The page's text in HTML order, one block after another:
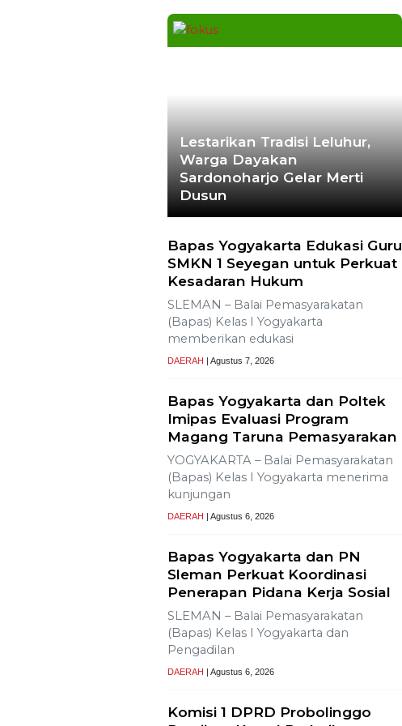
Lestarikan Tradisi Leluhur,
Warga Dayakan
Sardonoharjo Gelar Merti
Dusun
Bapas Yogyakarta Edukasi Guru
SMKN 1 Seyegan untuk Perkuat
Kesadaran Hukum
SLEMAN – Balai Pemasyarakatan
(Bapas) Kelas I Yogyakarta
memberikan edukasi
DAERAH | Agustus 7, 2026
Bapas Yogyakarta dan Poltek
Imipas Evaluasi Program
Magang Taruna Pemasyarakan
YOGYAKARTA – Balai Pemasyarakatan
(Bapas) Kelas I Yogyakarta menerima
kunjungan
DAERAH | Agustus 6, 2026
Bapas Yogyakarta dan PN
Sleman Perkuat Koordinasi
Penerapan Pidana Kerja Sosial
SLEMAN – Balai Pemasyarakatan
(Bapas) Kelas I Yogyakarta dan
Pengadilan
DAERAH | Agustus 6, 2026
Komisi 1 DPRD Probolinggo